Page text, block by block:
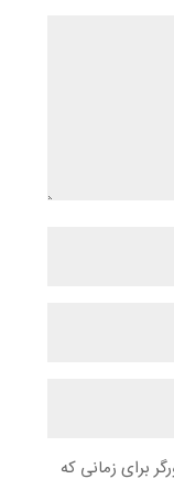
برای زمانی که